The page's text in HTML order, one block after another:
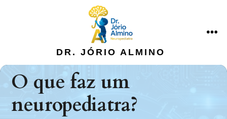
conteúdo
DR. JÓRIO ALMINO
O que faz um
neuropediatra?